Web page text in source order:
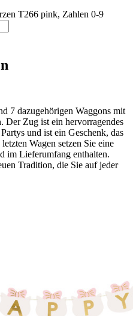
T266 pink, Zahlen 0-9
7 dazugehörigen Waggons mit
Der Zug ist ein hervorragendes
und ist ein Geschenk, das
Wagen setzen Sie eine
im Lieferumfang enthalten.
Tradition, die Sie auf jeder